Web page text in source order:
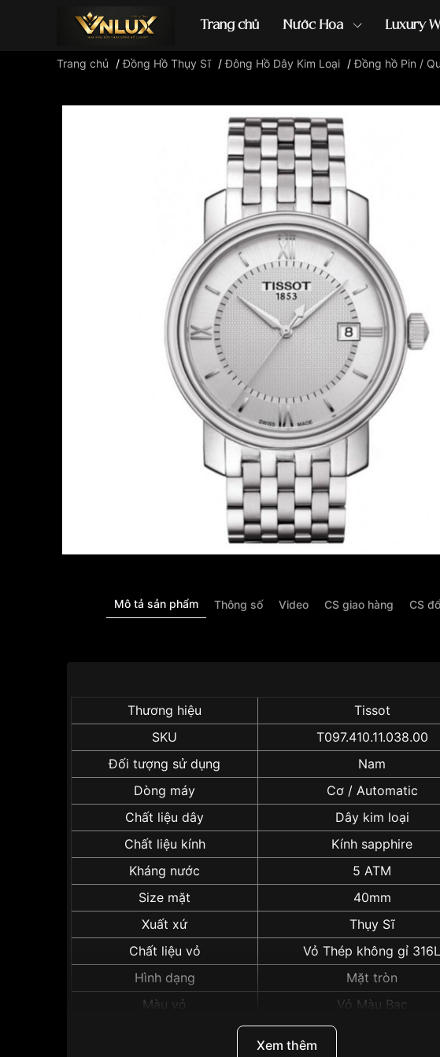
Trang chủ Nước Hoa Luxury
Đồng hồ casio đồng hồ G-Shock
Trang chủ /Đồng Hồ Thụy Sĩ /Đông Hồ Dây Kim Loại /Đồng hồ Pin /
Mô tả sản phẩm Thông số Video CS giao hàng CS
Thương hiệu
Tissot
SKU
T097.410.11.038.00
Đối tượng sử dụng
Nam
Dòng máy
Cơ / Automatic
Chất liệu dây
Dây kim loại
Chất liệu kính
Kính sapphire
Kháng nước
5 ATM
Size mặt
40mm
Xuất xứ
Thụy Sĩ
Chất liệu vỏ
Vỏ Thép không gỉ 316L
Hình dạng
Mặt tròn
Màu vỏ
Vỏ Màu Bạc
Xem thêm